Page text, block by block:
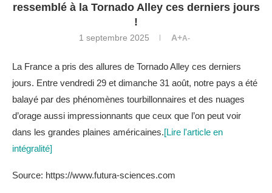
ressemblé à la Tornado Alley ces derniers jours
!
1 septembre 2025 A+A-
La France a pris des allures de Tornado Alley ces derniers
jours. Entre vendredi 29 et dimanche 31 août, notre pays a été
balayé par des phénomènes tourbillonnaires et des nuages
d’orage aussi impressionnants que ceux que l’on peut voir
dans les grandes plaines américaines.[Lire l'article en
intégralité]
Source: https://www.futura-sciences.com